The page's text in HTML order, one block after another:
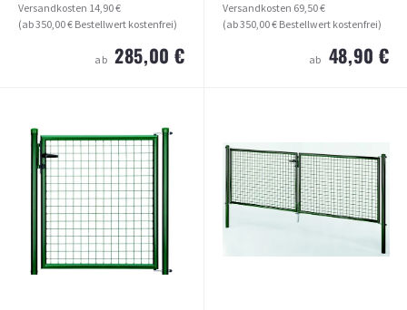
Versandkosten 14,90 €
(ab 350,00 € Bestellwert kostenfrei)
ab 285,00 €
Versandkosten14,90 €
(ab 350,00 € Bestellwert kostenfrei)
ab 285,00 €
ARTIKEL ANSEHEN
Versandkosten 69,50 €
(ab 350,00 € Bestellwert kostenfrei)
ab 48,90 €
(ab 350,00 € Bestellwert kostenfrei)
ab 48,90 €